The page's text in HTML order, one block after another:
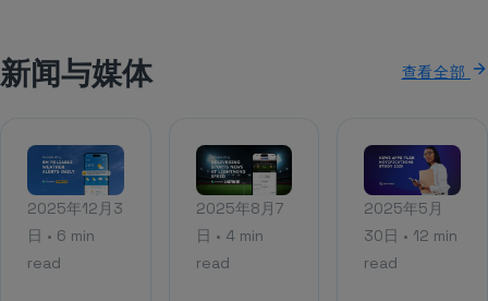
新闻与媒体 查看全部
2025年12月3
日 • 6 min
read
2025年8月7
日 • 4 min
read
2025年5月
30日 • 12 min
read